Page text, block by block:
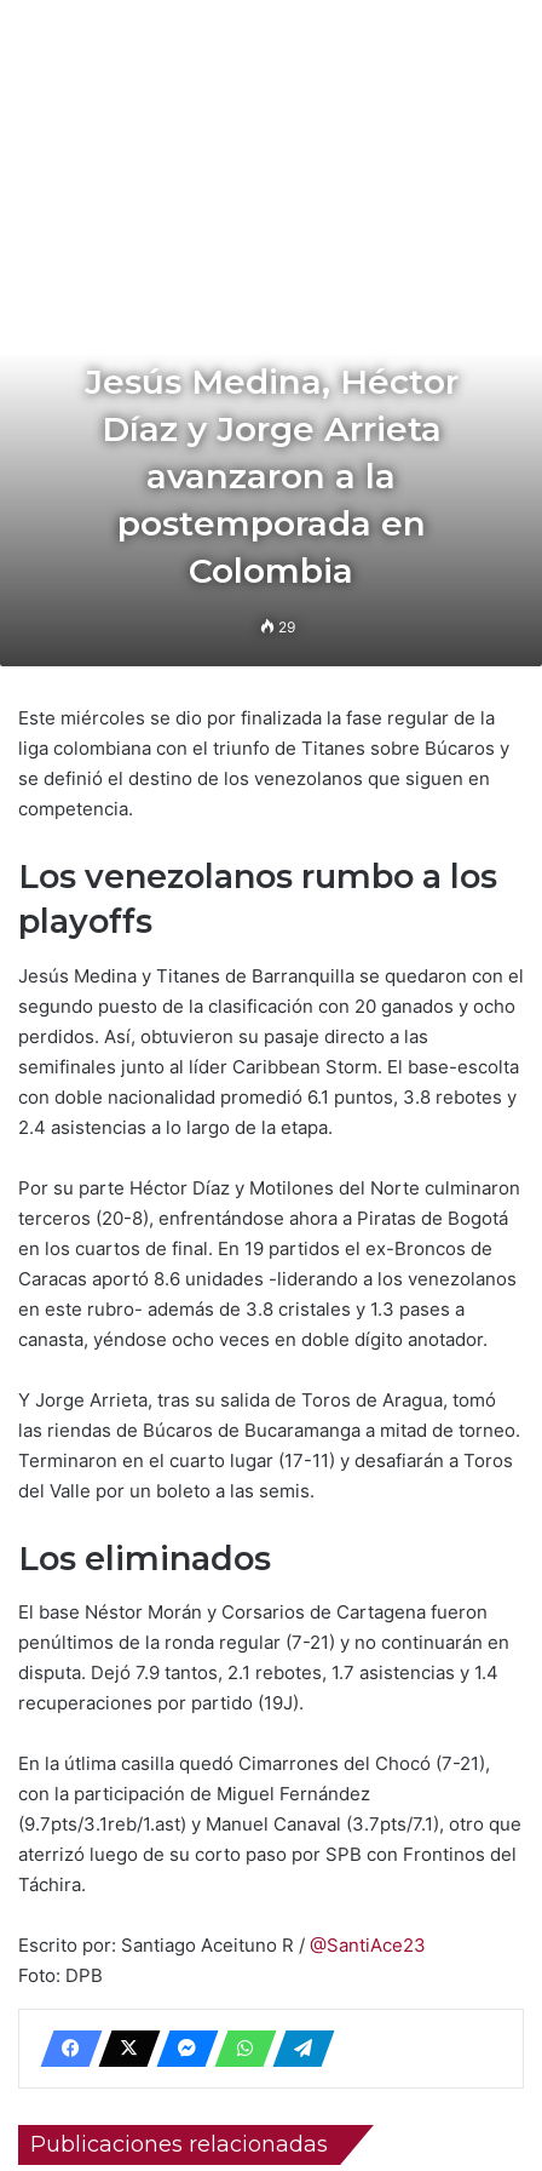
Jesús Medina, Héctor
Díaz y Jorge Arrieta
avanzaron a la
postemporada en
Colombia
29
Este miércoles se dio por finalizada la fase regular de la
liga colombiana con el triunfo de Titanes sobre Búcaros y
se definió el destino de los venezolanos que siguen en
competencia.
Los venezolanos rumbo a los
playoffs
Jesús Medina y Titanes de Barranquilla se quedaron con el
segundo puesto de la clasificación con 20 ganados y ocho
perdidos. Así, obtuvieron su pasaje directo a las
semifinales junto al líder Caribbean Storm. El base-escolta
con doble nacionalidad promedió 6.1 puntos, 3.8 rebotes y
2.4 asistencias a lo largo de la etapa.
Por su parte Héctor Díaz y Motilones del Norte culminaron
terceros (20-8), enfrentándose ahora a Piratas de Bogotá
en los cuartos de final. En 19 partidos el ex-Broncos de
Caracas aportó 8.6 unidades -liderando a los venezolanos
en este rubro- además de 3.8 cristales y 1.3 pases a
canasta, yéndose ocho veces en doble dígito anotador.
Y Jorge Arrieta, tras su salida de Toros de Aragua, tomó
las riendas de Búcaros de Bucaramanga a mitad de torneo.
Terminaron en el cuarto lugar (17-11) y desafiarán a Toros
del Valle por un boleto a las semis.
Los eliminados
El base Néstor Morán y Corsarios de Cartagena fueron
penúltimos de la ronda regular (7-21) y no continuarán en
disputa. Dejó 7.9 tantos, 2.1 rebotes, 1.7 asistencias y 1.4
recuperaciones por partido (19J).
En la útlima casilla quedó Cimarrones del Chocó (7-21),
con la participación de Miguel Fernández
(9.7pts/3.1reb/1.ast) y Manuel Canaval (3.7pts/7.1), otro que
aterrizó luego de su corto paso por SPB con Frontinos del
Táchira.
Escrito por: Santiago Aceituno R / @SantiAce23
Foto: DPB
Publicaciones relacionadas